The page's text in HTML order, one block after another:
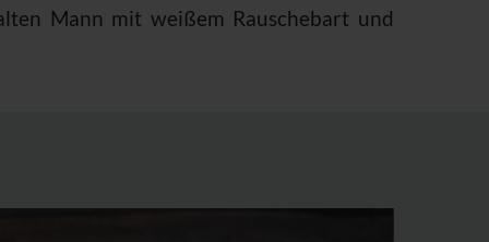
Mann mit weißem Rauschebart und